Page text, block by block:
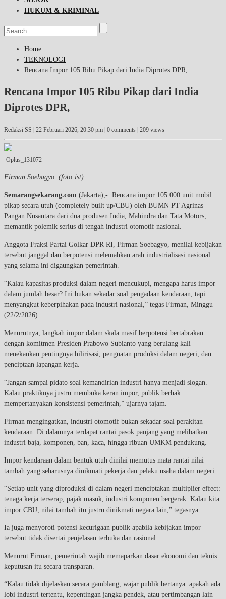
HUKUM & KRIMINAL
Home
TEKNOLOGI
Rencana Impor 105 Ribu Pikap dari India Diprotes DPR,
Rencana Impor 105 Ribu Pikap dari India
Diprotes DPR,
Redaksi SS | 22 Februari 2026, 20:30 pm | 0 comments | 209 views
Oplus_131072
Firman Soebagyo. (foto:ist)
Semarangsekarang.com (Jakarta),- Rencana impor 105.000 unit mobil
pikap secara utuh (completely built up/CBU) oleh BUMN PT Agrinas
Pangan Nusantara dari dua produsen India, Mahindra dan Tata Motors,
memantik polemik serius di tengah industri otomotif nasional.
Anggota Fraksi Partai Golkar DPR RI, Firman Soebagyo, menilai kebijakan
tersebut janggal dan berpotensi melemahkan arah industrialisasi nasional
yang selama ini digaungkan pemerintah.
“Kalau kapasitas produksi dalam negeri mencukupi, mengapa harus impor
dalam jumlah besar? Ini bukan sekadar soal pengadaan kendaraan, tapi
menyangkut keberpihakan pada industri nasional,” tegas Firman, Minggu
(22/2/2026).
Menurutnya, langkah impor dalam skala masif berpotensi bertabrakan
dengan komitmen Presiden Prabowo Subianto yang berulang kali
menekankan pentingnya hilirisasi, penguatan produksi dalam negeri, dan
penciptaan lapangan kerja.
“Jangan sampai pidato soal kemandirian industri hanya menjadi slogan.
Kalau praktiknya justru membuka keran impor, publik berhak
mempertanyakan konsistensi pemerintah,” ujarnya tajam.
Firman mengingatkan, industri otomotif bukan sekadar soal perakitan
kendaraan. Di dalamnya terdapat rantai pasok panjang yang melibatkan
industri baja, komponen, ban, kaca, hingga ribuan UMKM pendukung.
Impor kendaraan dalam bentuk utuh dinilai memutus mata rantai nilai
tambah yang seharusnya dinikmati pekerja dan pelaku usaha dalam negeri.
“Setiap unit yang diproduksi di dalam negeri menciptakan multiplier effect:
tenaga kerja terserap, pajak masuk, industri komponen bergerak. Kalau kita
impor CBU, nilai tambah itu justru dinikmati negara lain,” tegasnya.
Ia juga menyoroti potensi kecurigaan publik apabila kebijakan impor
tersebut tidak disertai penjelasan terbuka dan rasional.
Menurut Firman, pemerintah wajib memaparkan dasar ekonomi dan teknis
keputusan itu secara transparan.
“Kalau tidak dijelaskan secara gamblang, wajar publik bertanya: apakah ada
lobi industri tertentu, kepentingan jangka pendek, atau pertimbangan lain